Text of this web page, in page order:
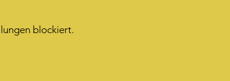
blockiert.